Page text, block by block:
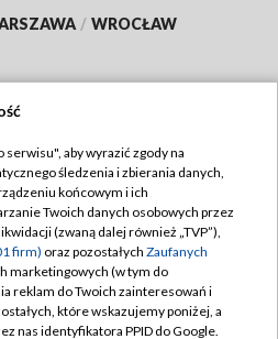
/ WROCŁAW
TVP
TVP
prywatności
zgody
Pomoc
aby wyrazić zgody na
śledzenia i zbierania danych,
końcowym i ich
Twoich danych osobowych przez
(zwaną dalej również „TVP”),
firm) oraz pozostałych Zaufanych
marketingowych (w tym do
reklam do Twoich zainteresowań i
które wskazujemy poniżej, a
nas identyfikatora PPID do Google.